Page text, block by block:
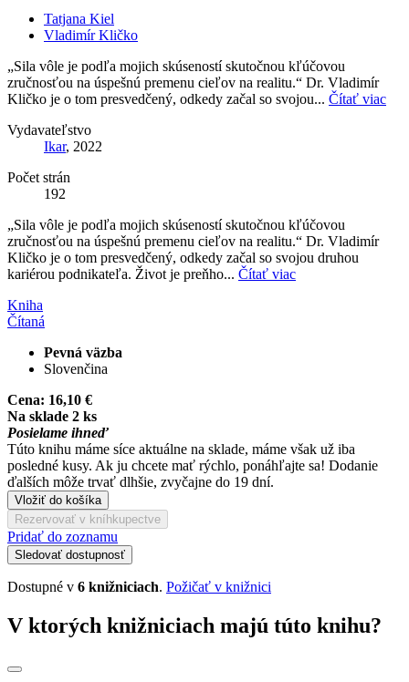
Tatjana Kiel
Vladimír Kličko
„Sila vôle je podľa mojich skúseností skutočnou kľúčovou
zručnosťou na úspešnú premenu cieľov na realitu.“ Dr. Vladimír
Kličko je o tom presvedčený, odkedy začal so svojou... Čítať viac
Vydavateľstvo
Ikar, 2022
Počet strán
192
„Sila vôle je podľa mojich skúseností skutočnou kľúčovou
zručnosťou na úspešnú premenu cieľov na realitu.“ Dr. Vladimír
Kličko je o tom presvedčený, odkedy začal so svojou druhou
kariérou podnikateľa. Život je preňho... Čítať viac
Kniha
Čítaná
Pevná väzba
Slovenčina
Cena: 16,10 €
Na sklade 2 ks
Posielame ihneď
Túto knihu máme síce aktuálne na sklade, máme však už iba
posledné kusy. Ak ju chcete mať rýchlo, ponáhľajte sa! Dodanie
ďalších môže trvať dlhšie, zvyčajne do 19 dní.
Vložiť do košíka
Rezervovať v kníhkupectve
Pridať do zoznamu
Sledovať dostupnosť
Dostupné v 6 knižniciach. Požičať v knižnici
V ktorých knižniciach majú túto knihu?